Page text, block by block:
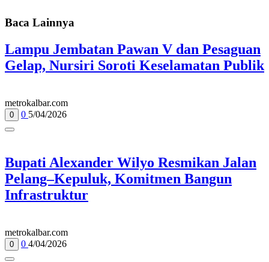
Baca Lainnya
Lampu Jembatan Pawan V dan Pesaguan
Gelap, Nursiri Soroti Keselamatan Publik
metrokalbar.com
0 0 5/04/2026
Bupati Alexander Wilyo Resmikan Jalan
Pelang–Kepuluk, Komitmen Bangun
Infrastruktur
metrokalbar.com
0 0 4/04/2026